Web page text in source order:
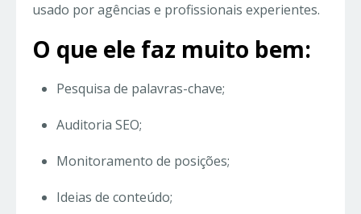
usado por agências e profissionais experientes.
O que ele faz muito bem:
Pesquisa de palavras-chave;
Auditoria SEO;
Monitoramento de posições;
Ideias de conteúdo;